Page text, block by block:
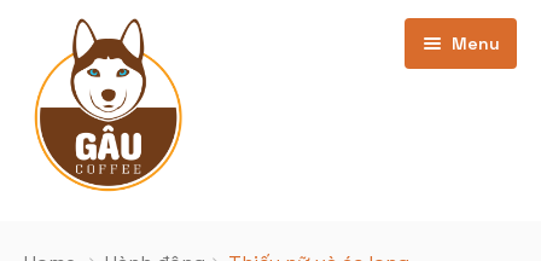
Menu